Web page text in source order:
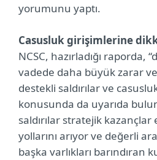
yorumunu yaptı.
Casusluk girişimlerine
NCSC, hazırladığı raporda,
vadede daha büyük zarar
destekli saldırılar ve
konusunda da uyarıda
saldırılar stratejik
yollarını arıyor ve değerli
başka varlıkları barındıran